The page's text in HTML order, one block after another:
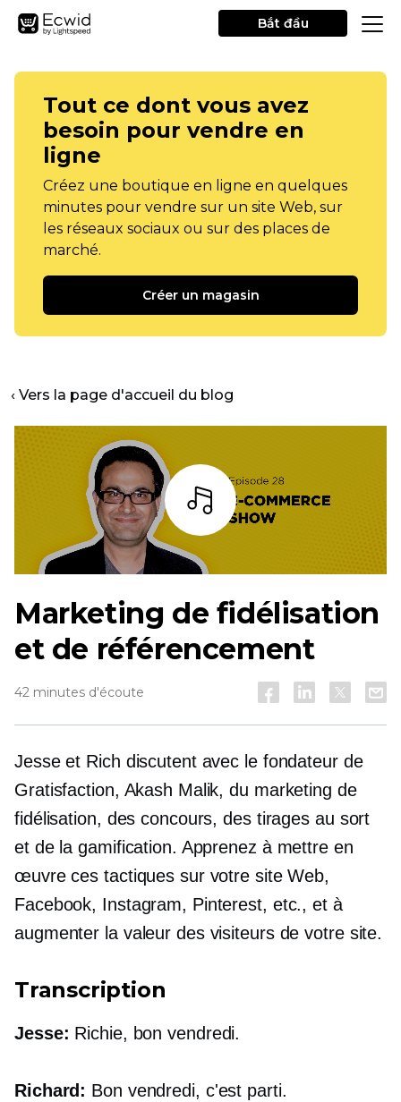
Bắt đầu
Tout ce dont vous avez
besoin pour vendre en
ligne
Créez une boutique en ligne en quelques
minutes pour vendre sur un site Web, sur
les réseaux sociaux ou sur des places de
marché.
Créer un magasin
‹ Vers la page d'accueil du blog
Écoutez
Marketing de fidélisation
et de référencement
42 minutes d'écoute
Jesse et Rich discutent avec le fondateur de
Gratisfaction, Akash Malik, du marketing de
fidélisation, des concours, des tirages au sort
et de la gamification. Apprenez à mettre en
œuvre ces tactiques sur votre site Web,
Facebook, Instagram, Pinterest, etc., et à
augmenter la valeur des visiteurs de votre site.
Transcription
Jesse: Richie, bon vendredi.
Richard: Bon vendredi, c'est parti.